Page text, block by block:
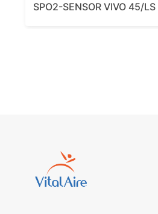
SPO2-SENSOR VIVO 45/LS